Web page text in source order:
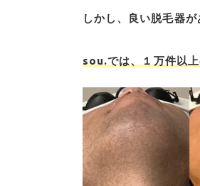
しかし、良い脱毛器
sou.では、１万件以